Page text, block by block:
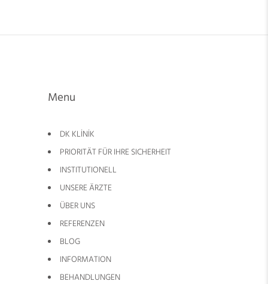
Menu
DK KLİNİK
PRIORITÄT FÜR IHRE SICHERHEIT
INSTITUTIONELL
UNSERE ÄRZTE
ÜBER UNS
REFERENZEN
BLOG
INFORMATION
BEHANDLUNGEN